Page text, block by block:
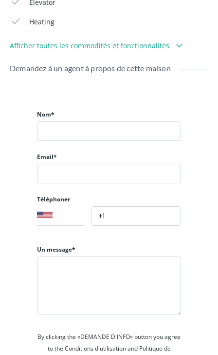
Elevator
Heating
Afficher toutes les commodités et fonctionnalités
Demandez à un agent à propos de cette maison
Nom*
Email*
Téléphoner
Un message*
By clicking the «DEMANDE D'INFO» button you agree
to the Conditions d'utilisation and Politique de